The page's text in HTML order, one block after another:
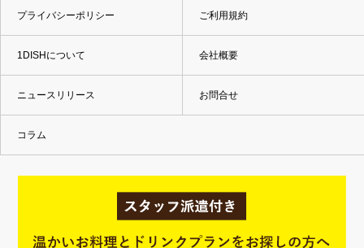
プライバシーポリシー ご利用規約
1DISHについて 会社概要
ニュースリリース お問合せ
コラム